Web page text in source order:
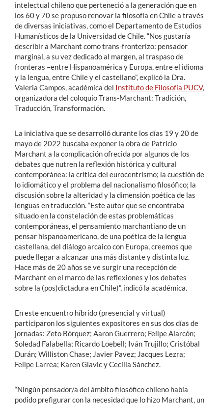
intelectual chileno que perteneció a la generación que en
los 60 y 70 se propuso renovar la filosofía en Chile a través
de diversas iniciativas, como el Departamento de Estudios
Humanísticos de la Universidad de Chile. “Nos gustaría
describir a Marchant como trans-fronterizo: pensador
marginal, a su vez dedicado al margen, al traspaso de
fronteras –entre Hispanoamérica y Europa, entre el idioma
y la lengua, entre Chile y el castellano”, explicó la Dra.
Valeria Campos, académica del Instituto de Filosofía PUCV,
organizadora del coloquio Trans-Marchant: Tradición,
Traducción, Transformación.
La iniciativa que se desarrolló durante los días 19 y 20 de
mayo de 2022 buscaba exponer la obra de Patricio
Marchant a la complicación ofrecida por algunos de los
debates que nutren la reflexión histórica y cultural
contemporánea: la crítica del eurocentrismo; la cuestión de
lo idiomático y el problema del nacionalismo filosófico; la
discusión sobre la alteridad y la dimensión poética de las
lenguas en traducción. “Este autor que se encontraba
situado en la constelación de estas problemáticas
contemporáneas, el pensamiento marchantiano de un
pensar hispanoamericano, de una poética de la lengua
castellana, del diálogo arcaico con Europa, creemos que
puede llegar a alcanzar una más distante y distinta luz.
Hace más de 20 años se ve surgir una recepción de
Marchant en el marco de las reflexiones y los debates
sobre la (pos)dictadura en Chile)”, indicó la académica.
En este encuentro híbrido (presencial y virtual)
participaron los siguientes expositores en sus dos días de
jornadas: Zeto Bórquez; Aaron Guerrero; Felipe Alarcón;
Soledad Falabella; Ricardo Loebell; Iván Trujillo; Cristóbal
Durán; Williston Chase; Javier Pavez; Jacques Lezra;
Felipe Larrea; Karen Glavic y Cecilia Sánchez.
“Ningún pensador/a del ámbito filosófico chileno había
podido prefigurar con la necesidad que lo hizo Marchant, un